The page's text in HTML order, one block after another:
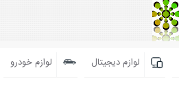
لوازم دیجیتال لوازم خودرو